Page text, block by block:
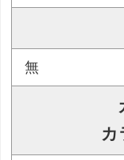
無
カ